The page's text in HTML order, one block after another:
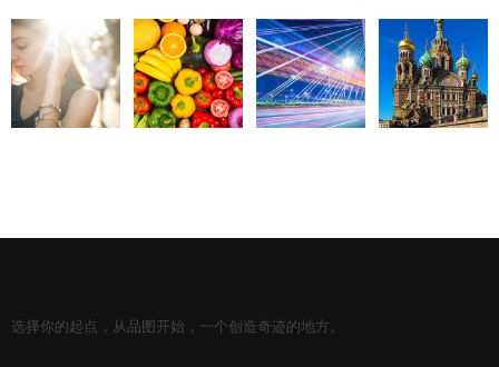
选择你的起点，从品图开始，一个创造奇迹的地方。